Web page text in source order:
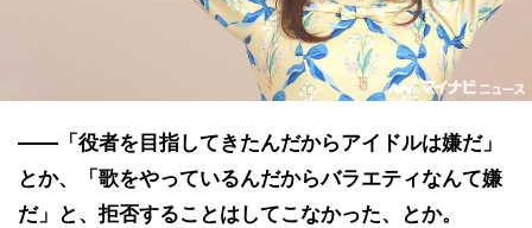
――「役者を目指してきたんだからアイドルは嫌だ」
とか、「歌をやっているんだからバラエティなんて嫌
だ」と、拒否することはしてこなかった、とか。